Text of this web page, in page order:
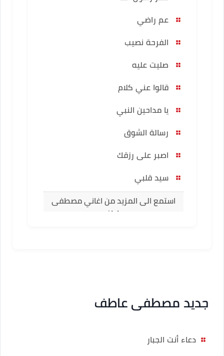
عم راضي
الفرحة نصيب
صليت عليه
قالوا عني كلام
يا مداحين النبي
رسالة الشوق
اصبر على رزقك
سيد قلبي
استمع الى المزيد من اغاني مصطفى
عاطف
جديد مصطفى عاطف
دعاء أنت الجبار